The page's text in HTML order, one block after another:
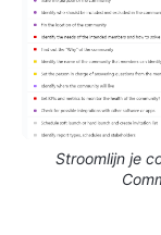
Stroomlijn je